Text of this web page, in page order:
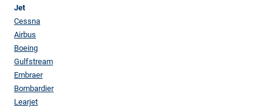
Jet
Cessna
Airbus
Boeing
Gulfstream
Embraer
Bombardier
Learjet